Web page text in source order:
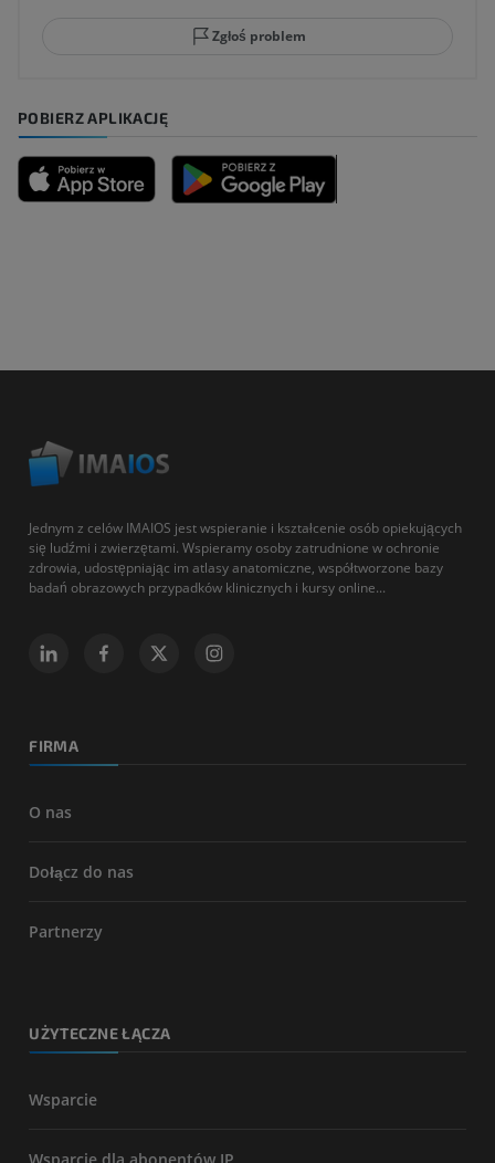
Zgłoś problem
POBIERZ APLIKACJĘ
Jednym z celów IMAIOS jest wspieranie i kształcenie osób opiekujących
się ludźmi i zwierzętami. Wspieramy osoby zatrudnione w ochronie
zdrowia, udostępniając im atlasy anatomiczne, współtworzone bazy
badań obrazowych przypadków klinicznych i kursy online...
FIRMA
O nas
Dołącz do nas
Partnerzy
UŻYTECZNE ŁĄCZA
Wsparcie